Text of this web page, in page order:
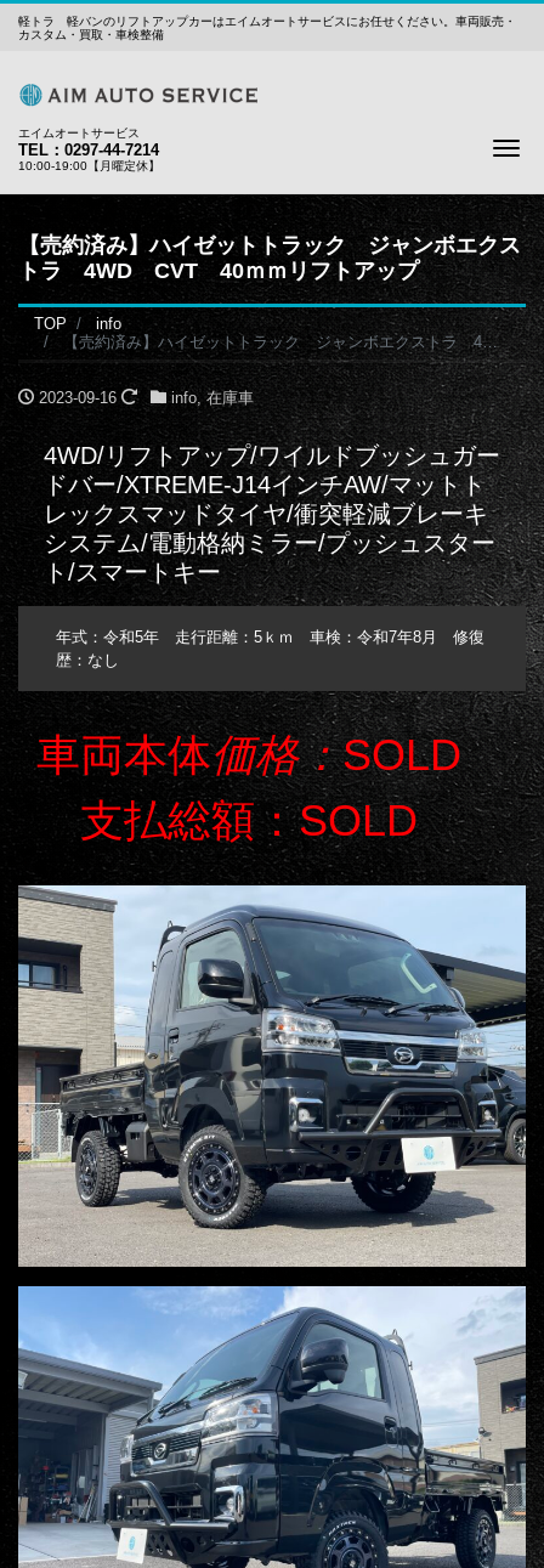
軽トラ 軽バンのリフトアップカーはエイムオートサービスにお任せください。車両販売・
カスタム・買取・車検整備
エイムオートサービス
TEL：0297-44-7214
10:00-19:00【月曜定休】
【売約済み】ハイゼットトラック ジャンボエクス
トラ 4WD CVT 40ｍｍリフトアップ
TOP
info
【売約済み】ハイゼットトラック ジャンボエクストラ 4WD CVT 40ｍｍリフトアップ
2023-09-16 info, 在庫車
4WD/リフトアップ/ワイルドブッシュガー
ドバー/XTREME-J14インチAW/マットト
レックスマッドタイヤ/衝突軽減ブレーキ
システム/電動格納ミラー/プッシュスター
ト/スマートキー
年式：令和5年 走行距離：5ｋｍ 車検：令和7年8月 修復
歴：なし
車両本体価格：SOLD
支払総額：SOLD